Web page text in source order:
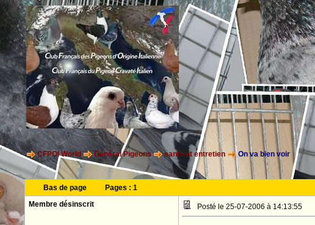
CFPOI World Général Pigeons santé et entretien On va bien voir
Bas de page Pages : 1
Membre désinscrit
Posté le 25-07-2006 à 14:13:55